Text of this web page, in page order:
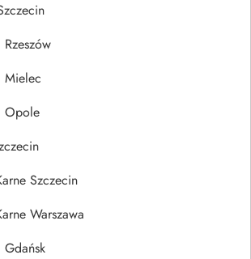
Mielec
Opole
Szczecin
Warszawa